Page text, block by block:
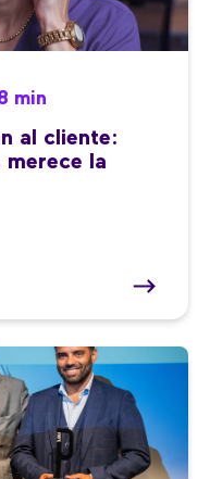
min
al cliente:
merece la